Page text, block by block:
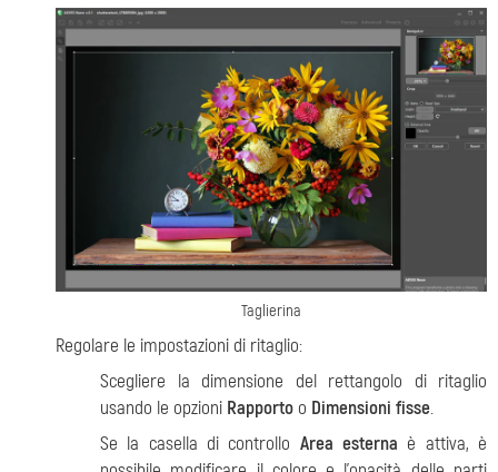
Taglierina
Regolare le impostazioni di ritaglio:
Scegliere la dimensione del rettangolo di ritaglio
usando le opzioni Rapporto o Dimensioni fisse.
Se la casella di controllo Area esterna è attiva, è